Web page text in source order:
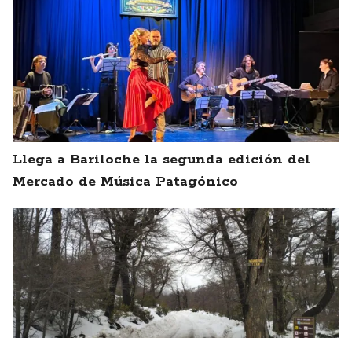
Llega a Bariloche la segunda edición del
Mercado de Música Patagónico